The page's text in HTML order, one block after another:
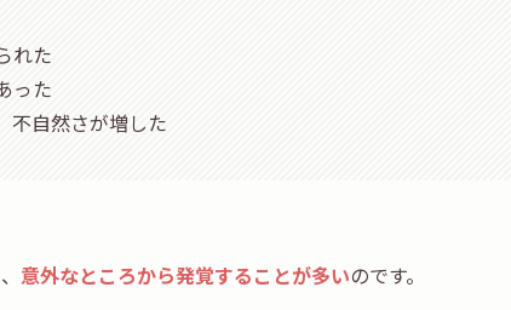
れた
った
不自然さが増した
意外なところから発覚することが多いのです。